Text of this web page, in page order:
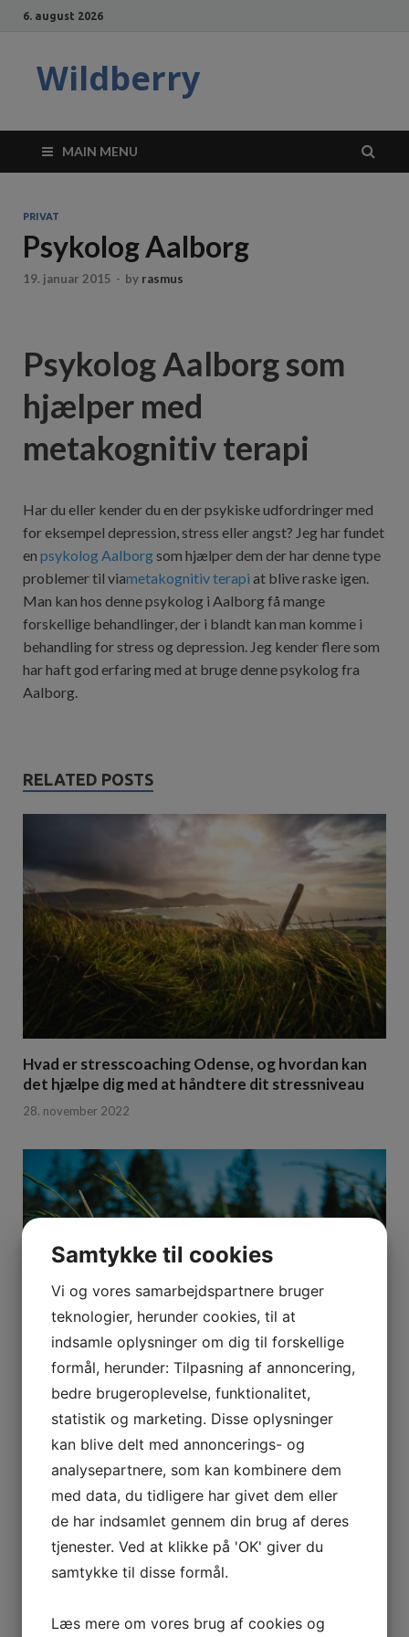
6. august 2026
Wildberry
MAIN MENU
PRIVAT
Psykolog Aalborg
19. januar 2015 - by rasmus
Psykolog Aalborg som
hjælper med
metakognitiv terapi
Har du eller kender du en der psykiske udfordringer med
for eksempel depression, stress eller angst? Jeg har fundet
en psykolog Aalborgsom hjælper dem der har denne type
problemer til viametakognitiv terapi at blive raske igen.
Man kan hos denne psykolog i Aalborg få mange
forskellige behandlinger, der i blandt kan man komme i
behandling for stress og depression. Jeg kender flere som
har haft god erfaring med at bruge denne psykolog fra
Aalborg.
RELATED POSTS
Hvad er stresscoaching Odense, og hvordan kan
det hjælpe dig med at håndtere dit stressniveau
28. november 2022
Bedemand med nærvær
13. oktober 2022
Samtykke til cookies
Vi og vores samarbejdspartnere bruger
teknologier, herunder cookies, til at
indsamle oplysninger om dig til forskellige
formål, herunder: Tilpasning af annoncering,
bedre brugeroplevelse, funktionalitet,
statistik og marketing. Disse oplysninger
kan blive delt med annoncerings- og
analysepartnere, som kan kombinere dem
med data, du tidligere har givet dem eller
de har indsamlet gennem din brug af deres
tjenester. Ved at klikke på 'OK' giver du
samtykke til disse formål.
Læs mere om vores brug af cookies og